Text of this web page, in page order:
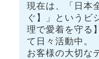
現在は、「日本
ぐ】」というビ
理で愛着を守る
て日々活動中。
お客様の大切な